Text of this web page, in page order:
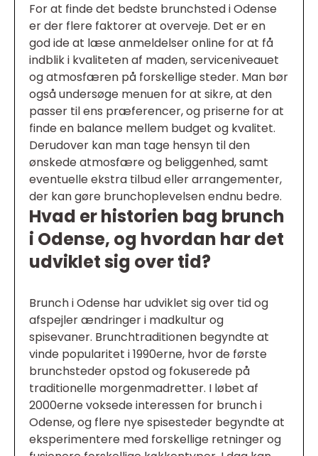
For at finde det bedste brunchsted i Odense
er der flere faktorer at overveje. Det er en
god ide at læse anmeldelser online for at få
indblik i kvaliteten af maden, serviceniveauet
og atmosfæren på forskellige steder. Man bør
også undersøge menuen for at sikre, at den
passer til ens præferencer, og priserne for at
finde en balance mellem budget og kvalitet.
Derudover kan man tage hensyn til den
ønskede atmosfære og beliggenhed, samt
eventuelle ekstra tilbud eller arrangementer,
der kan gøre brunchoplevelsen endnu bedre.
Hvad er historien bag brunch
i Odense, og hvordan har det
udviklet sig over tid?
Brunch i Odense har udviklet sig over tid og
afspejler ændringer i madkultur og
spisevaner. Brunchtraditionen begyndte at
vinde popularitet i 1990erne, hvor de første
brunchsteder opstod og fokuserede på
traditionelle morgenmadretter. I løbet af
2000erne voksede interessen for brunch i
Odense, og flere nye spisesteder begyndte at
eksperimentere med forskellige retninger og